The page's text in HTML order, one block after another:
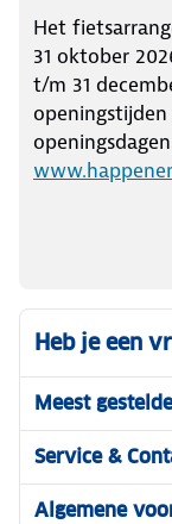
Het
31 oktober
t/m 31
Heb je een
Meest
Service &
Algemene